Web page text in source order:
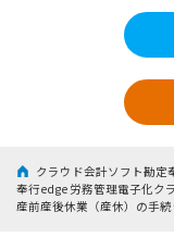
クラウド会計ソフト勘定
奉行edge 労務管理電子化ク
産前産後休業（産休）の手